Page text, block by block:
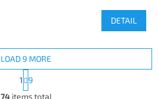
DETAIL
L
LOAD 9 MORE
P
a
g
1
9
74items total